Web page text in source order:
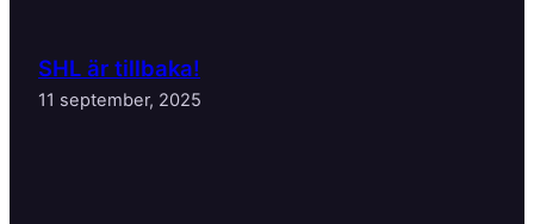
SHL är tillbaka!
11 september, 2025